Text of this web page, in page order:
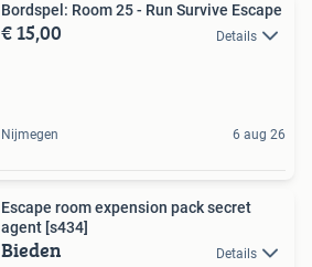
Bordspel: Room 25 - Run Survive Escape
€ 15,00 Details
Nijmegen 6 aug 26
Escape room expension pack secret
agent [s434]
Bieden Details